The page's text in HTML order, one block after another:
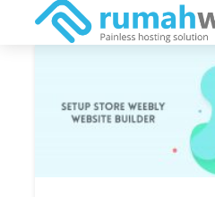
Tag - toko online